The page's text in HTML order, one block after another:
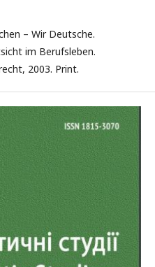
– Wir Deutsche.
im Berufsleben.
2003. Print.